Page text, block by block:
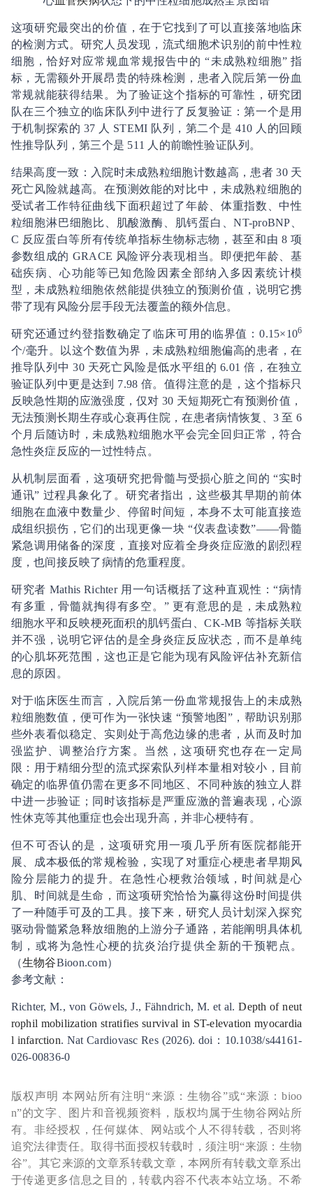
这项研究最突出的价值，在于它找到了可以直接落地临床
的检测方式。研究人员发现，流式细胞术识别的前中性粒
细胞，恰好对应常规血常规报告中的 “未成熟粒细胞” 指
标，无需额外开展昂贵的特殊检测，患者入院后第一份血
常规就能获得结果。为了验证这个指标的可靠性，研究团
队在三个独立的临床队列中进行了反复验证：第一个是用
于机制探索的 37 人 STEMI 队列，第二个是 410 人的回顾
性推导队列，第三个是 511 人的前瞻性验证队列。
结果高度一致：入院时未成熟粒细胞计数越高，患者 30 天
死亡风险就越高。在预测效能的对比中，未成熟粒细胞的
受试者工作特征曲线下面积超过了年龄、体重指数、中性
粒细胞淋巴细胞比、肌酸激酶、肌钙蛋白、NT-proBNP、
C 反应蛋白等所有传统单指标生物标志物，甚至和由 8 项
参数组成的 GRACE 风险评分表现相当。即便把年龄、基
础疾病、心功能等已知危险因素全部纳入多因素统计模
型，未成熟粒细胞依然能提供独立的预测价值，说明它携
带了现有风险分层手段无法覆盖的额外信息。
研究还通过约登指数确定了临床可用的临界值：0.15×106
个/毫升。以这个数值为界，未成熟粒细胞偏高的患者，在
推导队列中 30 天死亡风险是低水平组的 6.01 倍，在独立
验证队列中更是达到 7.98 倍。值得注意的是，这个指标只
反映急性期的应激强度，仅对 30 天短期死亡有预测价值，
无法预测长期生存或心衰再住院，在患者病情恢复、3 至 6
个月后随访时，未成熟粒细胞水平会完全回归正常，符合
急性炎症反应的一过性特点。
从机制层面看，这项研究把骨髓与受损心脏之间的 “实时
通讯” 过程具象化了。研究者指出，这些极其早期的前体
细胞在血液中数量少、停留时间短，本身不太可能直接造
成组织损伤，它们的出现更像一块 “仪表盘读数”——骨髓
紧急调用储备的深度，直接对应着全身炎症应激的剧烈程
度，也间接反映了病情的危重程度。
研究者 Mathis Richter 用一句话概括了这种直观性：“病情
有多重，骨髓就掏得有多空。” 更有意思的是，未成熟粒
细胞水平和反映梗死面积的肌钙蛋白、CK-MB 等指标关联
并不强，说明它评估的是全身炎症反应状态，而不是单纯
的心肌坏死范围，这也正是它能为现有风险评估补充新信
息的原因。
对于临床医生而言，入院后第一份血常规报告上的未成熟
粒细胞数值，便可作为一张快速 “预警地图”，帮助识别那
些外表看似稳定、实则处于高危边缘的患者，从而及时加
强监护、调整治疗方案。当然，这项研究也存在一定局
限：用于精细分型的流式探索队列样本量相对较小，目前
确定的临界值仍需在更多不同地区、不同种族的独立人群
中进一步验证；同时该指标是严重应激的普遍表现，心源
性休克等其他重症也会出现升高，并非心梗特有。
但不可否认的是，这项研究用一项几乎所有医院都能开
展、成本极低的常规检验，实现了对重症心梗患者早期风
险分层能力的提升。在急性心梗救治领域，时间就是心
肌、时间就是生命，而这项研究恰恰为赢得这份时间提供
了一种随手可及的工具。接下来，研究人员计划深入探究
驱动骨髓紧急释放细胞的上游分子通路，若能阐明具体机
制，或将为急性心梗的抗炎治疗提供全新的干预靶点。
（生物谷Bioon.com）
参考文献：
Richter, M., von Göwels, J., Fähndrich, M. et al.Depth of neut
rophil mobilization stratifies survival in ST-elevation myocardia
l infarction. Nat Cardiovasc Res (2026). doi：10.1038/s44161-
026-00836-0
版权声明 本网站所有注明“来源：生物谷”或“来源：bioo
n”的文字、图片和音视频资料，版权均属于生物谷网站所
有。非经授权，任何媒体、网站或个人不得转载，否则将
追究法律责任。取得书面授权转载时，须注明“来源：生物
谷”。其它来源的文章系转载文章，本网所有转载文章系出
于传递更多信息之目的，转载内容不代表本站立场。不希